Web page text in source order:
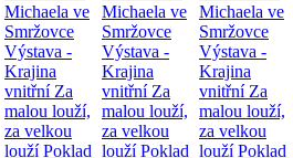
Michaela ve
Smržovce
Výstava -
Krajina
vnitřní Za
malou louží,
za velkou
louží Poklad
Michaela ve
Smržovce
Výstava -
Krajina
vnitřní Za
malou louží,
za velkou
louží Poklad
Michaela ve
Smržovce
Výstava -
Krajina
vnitřní Za
malou louží,
za velkou
louží Poklad